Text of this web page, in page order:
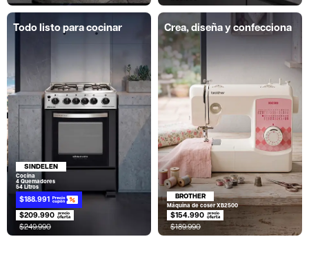
Todo listo para cocinar
SINDELEN
Cocina
4 Quemadores
54 Litros
$188.991
$209.990
$249.990
Crea, diseña y confecciona
BROTHER
Máquina de coser XB2500
$154.990
$189.990